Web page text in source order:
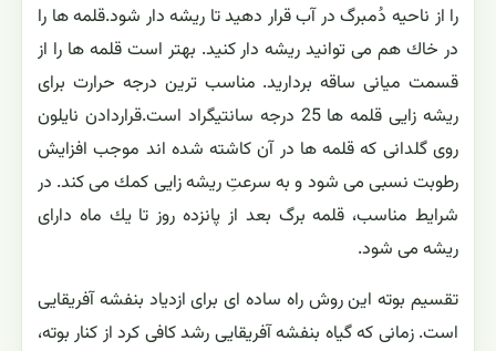
را از ناحیه دُمبرگ در آب قرار دهید تا ریشه دار شود.قلمه ها را
در خاك هم می توانید ریشه دار كنید. بهتر است قلمه ها را از
قسمت میانی ساقه بردارید. مناسب ترین درجه حرارت برای
ریشه زایی قلمه ها 25 درجه سانتیگراد است.قراردادن نایلون
روی گلدانی كه قلمه ها در آن كاشته شده اند موجب افزایش
رطوبت نسبی می شود و به سرعتِ ریشه زایی كمك می كند. در
شرایط مناسب، قلمه برگ بعد از پانزده روز تا یك ماه دارای
ریشه می شود.
تقسیم بوته این روش راه ساده ای برای ازدیاد بنفشه آفریقایی
است. زمانی كه گیاه بنفشه آفریقایی رشد كافی كرد از كنار بوته،